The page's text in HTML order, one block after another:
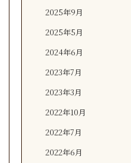
2025年9月
2025年5月
2024年6月
2023年7月
2023年3月
2022年10月
2022年7月
2022年6月